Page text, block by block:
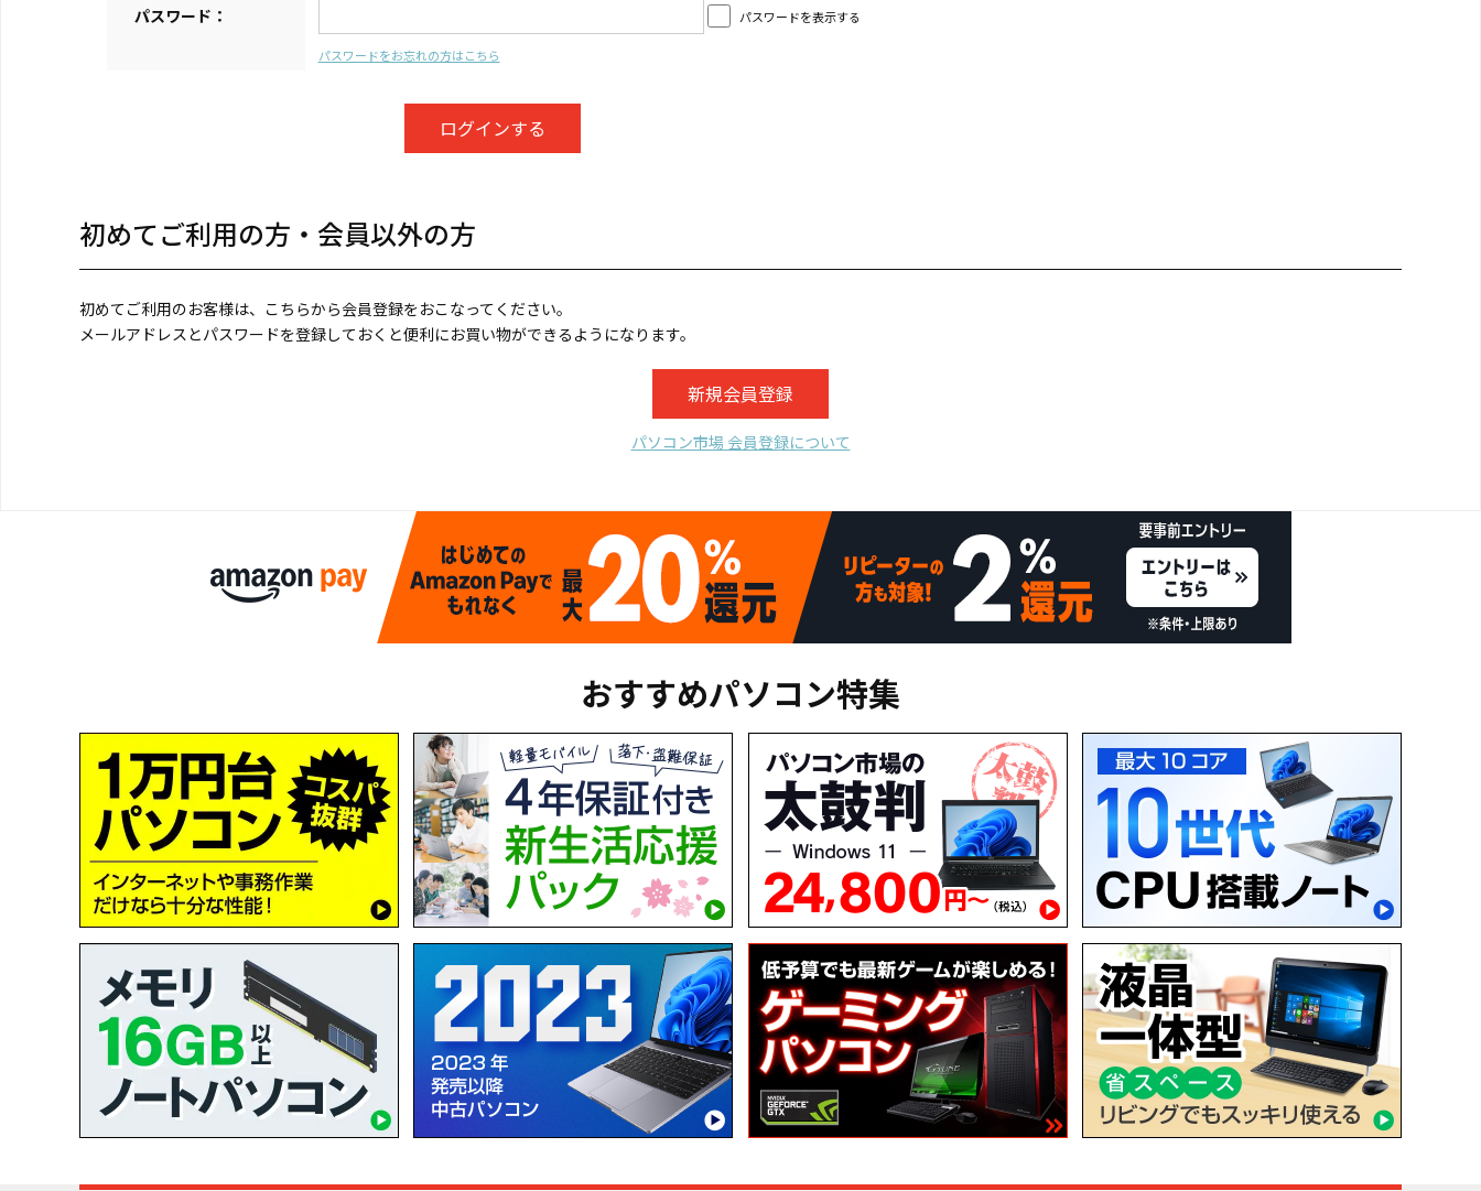
パスワード： パスワードを表示する
パスワードをお忘れの方はこちら
初めてご利用の方・会員以外の方
初めてご利用のお客様は、こちらから会員登録をおこなってください。
メールアドレスとパスワードを登録しておくと便利にお買い物ができるようになります。
パソコン市場 会員登録について
おすすめパソコン特集